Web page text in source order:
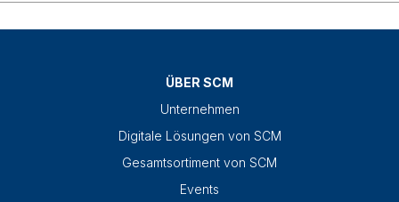
ÜBER SCM
Unternehmen
Digitale Lösungen von SCM
Gesamtsortiment von SCM
Events